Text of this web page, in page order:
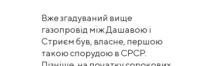
Вже згадуваний вище
газопровід між Дашавою і
Стриєм був, власне, першою
такою спорудою в СРСР.